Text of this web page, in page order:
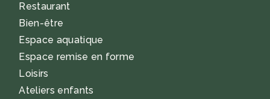
Restaurant
Bien-être
Espace aquatique
Espace remise en forme
Loisirs
Ateliers enfants